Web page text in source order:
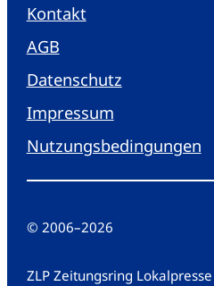
Kontakt
AGB
Datenschutz
Impressum
Nutzungsbedingungen
© 2006–2026
ZLP Zeitungsring